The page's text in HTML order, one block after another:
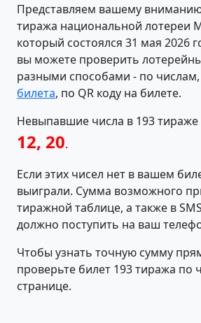
Представляем вашему
тиража национальной лотереи
который состоялся 31 мая 2026
вы можете проверить
разными способами - по числам,
билета, по QR коду на билете.
Невыпавшие числа в 193
12, 20.
Если этих чисел нет в вашем
выиграли. Сумма возможного
тиражной таблице, а также в
должно поступить на ваш
Чтобы узнать точную сумму
проверьте билет 193 тиража по
странице.